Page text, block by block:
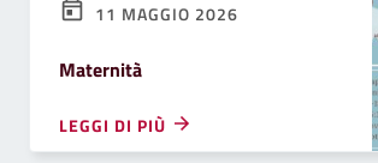
11 MAGGIO 2026
Maternità
LEGGI DI PIÙ